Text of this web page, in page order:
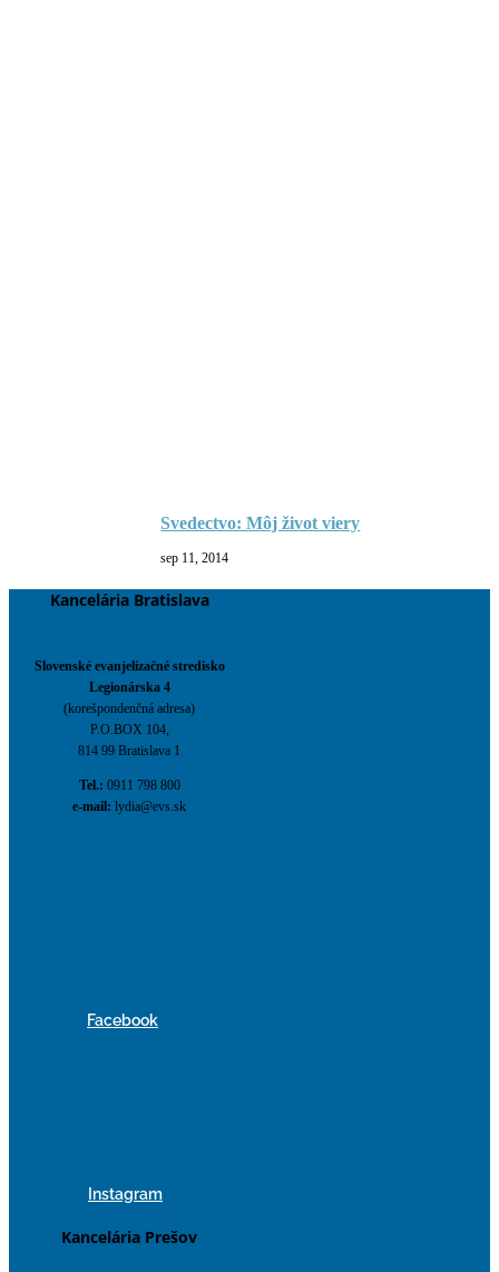
Svedectvo: Môj život viery
sep 11, 2014
Kancelária Bratislava
Slovenské evanjelizačné stredisko
Legionárska 4
(korešpondenčná adresa)
P.O.BOX 104,
814 99 Bratislava 1
Tel.: 0911 798 800
e-mail: lydia@evs.sk
Facebook
Instagram
Kancelária Prešov